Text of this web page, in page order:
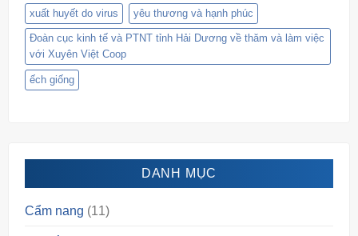
xuất huyết do virus yêu thương và hạnh phúc
Đoàn cục kinh tế và PTNT tỉnh Hải Dương về thăm và làm việc
với Xuyên Việt Coop
ếch giống
DANH MỤC
Cẩm nang (11)